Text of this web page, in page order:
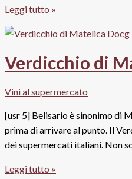
Primitivo
di
Manduria
Notte
i
migliori
abbinamenti
Leggi tutto »
Verdicchio di
Vini al supermercato
[usr 5] Belisario è sinonimo di
prima di arrivare al punto. Il
dei supermercati italiani. Non
Verdicchio
Leggi tutto »